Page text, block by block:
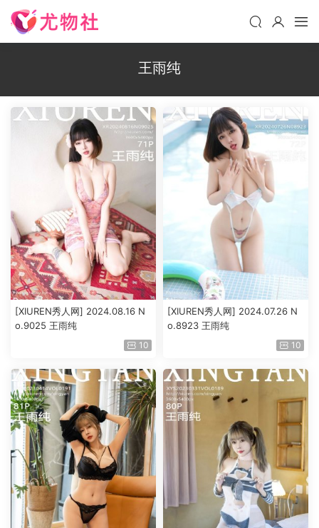
王雨纯
[XIUREN秀人网] 2024.08.16 N
o.9025 王雨纯
10
[XIUREN秀人网] 2024.07.26 N
o.8923 王雨纯
10